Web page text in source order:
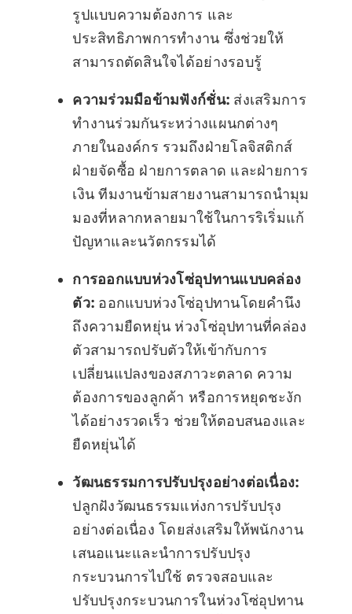
รูปแบบความต้องการ และ
ประสิทธิภาพการทำงาน ซึ่งช่วยให้
สามารถตัดสินใจได้อย่างรอบรู้
ความร่วมมือข้ามฟังก์ชั่น: ส่งเสริมการ
ทำงานร่วมกันระหว่างแผนกต่างๆ
ภายในองค์กร รวมถึงฝ่ายโลจิสติกส์
ฝ่ายจัดซื้อ ฝ่ายการตลาด และฝ่ายการ
เงิน ทีมงานข้ามสายงานสามารถนำมุม
มองที่หลากหลายมาใช้ในการริเริ่มแก้
ปัญหาและนวัตกรรมได้
การออกแบบห่วงโซ่อุปทานแบบคล่อง
ตัว: ออกแบบห่วงโซ่อุปทานโดยคำนึง
ถึงความยืดหยุ่น ห่วงโซ่อุปทานที่คล่อง
ตัวสามารถปรับตัวให้เข้ากับการ
เปลี่ยนแปลงของสภาวะตลาด ความ
ต้องการของลูกค้า หรือการหยุดชะงัก
ได้อย่างรวดเร็ว ช่วยให้ตอบสนองและ
ยืดหยุ่นได้
วัฒนธรรมการปรับปรุงอย่างต่อเนื่อง:
ปลูกฝังวัฒนธรรมแห่งการปรับปรุง
อย่างต่อเนื่อง โดยส่งเสริมให้พนักงาน
เสนอแนะและนำการปรับปรุง
กระบวนการไปใช้ ตรวจสอบและ
ปรับปรุงกระบวนการในห่วงโซ่อุปทาน